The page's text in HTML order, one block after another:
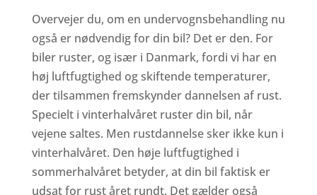
Overvejer du, om en undervognsbehandling nu
også er nødvendig for din bil? Det er den. For
biler ruster, og især i Danmark, fordi vi har en
høj luftfugtighed og skiftende temperaturer,
der tilsammen fremskynder dannelsen af rust.
Specielt i vinterhalvåret ruster din bil, når
vejene saltes. Men rustdannelse sker ikke kun i
vinterhalvåret. Den høje luftfugtighed i
sommerhalvåret betyder, at din bil faktisk er
udsat for rust året rundt. Det gælder også